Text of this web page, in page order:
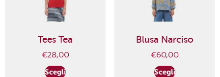
Tees Tea
€28,00
Scegli
Blusa Narciso
€60,00
Scegli